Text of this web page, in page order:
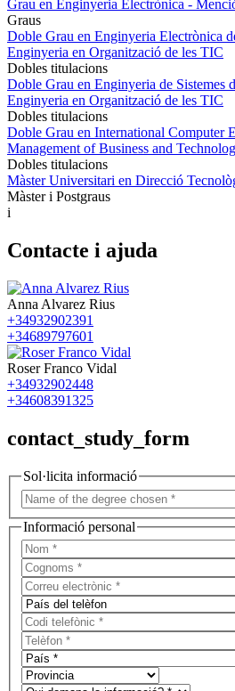
Grau en Enginyeria Electrònica -
Graus
Doble Grau en Enginyeria Electrònica
Enginyeria en Organització de les TIC
Dobles titulacions
Doble Grau en Enginyeria de Sistemes
Enginyeria en Organització de les TIC
Dobles titulacions
Doble Grau en International Computer
Management of Business and
Dobles titulacions
Màster Universitari en Direcció
Màster i Postgraus
i
Contacte i ajuda
Anna Alvarez Rius
+34932902391
+34689797601
Roser Franco Vidal
+34932902448
+34608391325
contact_study_form
Sol·licita informació
Informació personal